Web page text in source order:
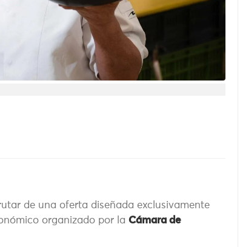
de una oferta diseñada exclusivamente
organizado por la Cámara de